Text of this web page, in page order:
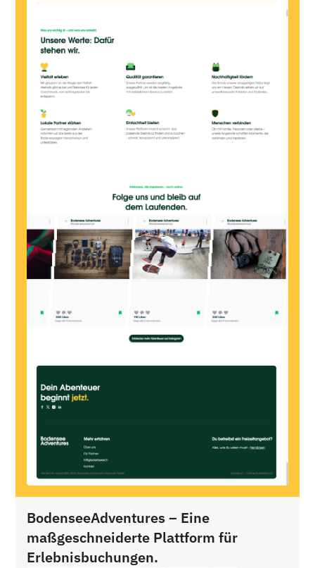
BodenseeAdventures – Eine
maßgeschneiderte Plattform für
Erlebnisbuchungen.